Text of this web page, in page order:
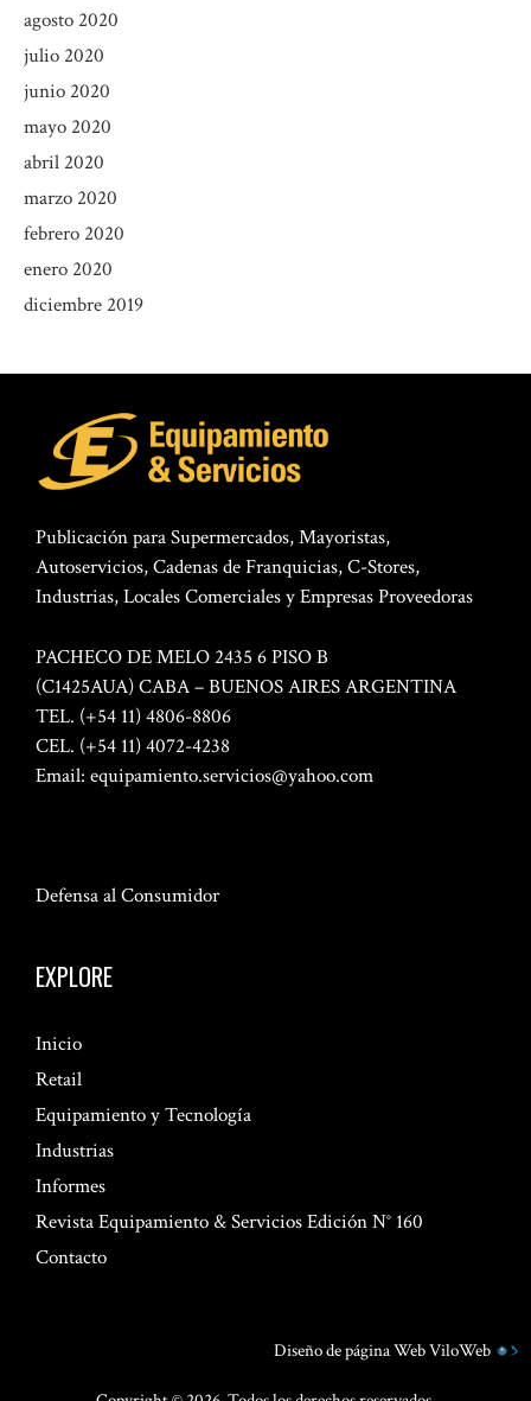
agosto 2020
julio 2020
junio 2020
mayo 2020
abril 2020
marzo 2020
febrero 2020
enero 2020
diciembre 2019
Publicación para Supermercados, Mayoristas,
Autoservicios, Cadenas de Franquicias, C-Stores,
Industrias, Locales Comerciales y Empresas Proveedoras
PACHECO DE MELO 2435 6 PISO B
(C1425AUA) CABA – BUENOS AIRES ARGENTINA
TEL. (+54 11) 4806-8806
CEL. (+54 11) 4072-4238
Email: equipamiento.servicios@yahoo.com
Defensa al Consumidor
EXPLORE
Inicio
Retail
Equipamiento y Tecnología
Industrias
Informes
Revista Equipamiento & Servicios Edición N° 160
Contacto
Diseño de página WebViloWeb